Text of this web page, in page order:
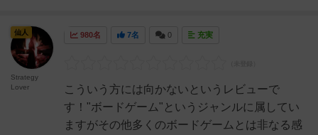
980名 7名 0 充実
こういう方には向かないというレビューで
す！"ボードゲーム"というジャンルに属してい
ますがその他多くのボードゲームとは非なる感
仙人
Strategy
Lover